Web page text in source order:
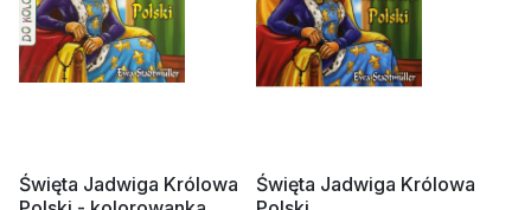
Święta Jadwiga Królowa
Święta Jadwiga Królowa